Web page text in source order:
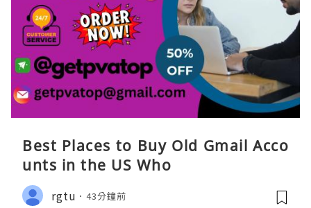
Best Places to Buy Old Gmail Acco
unts in the US Who
rgtu 43分鐘前